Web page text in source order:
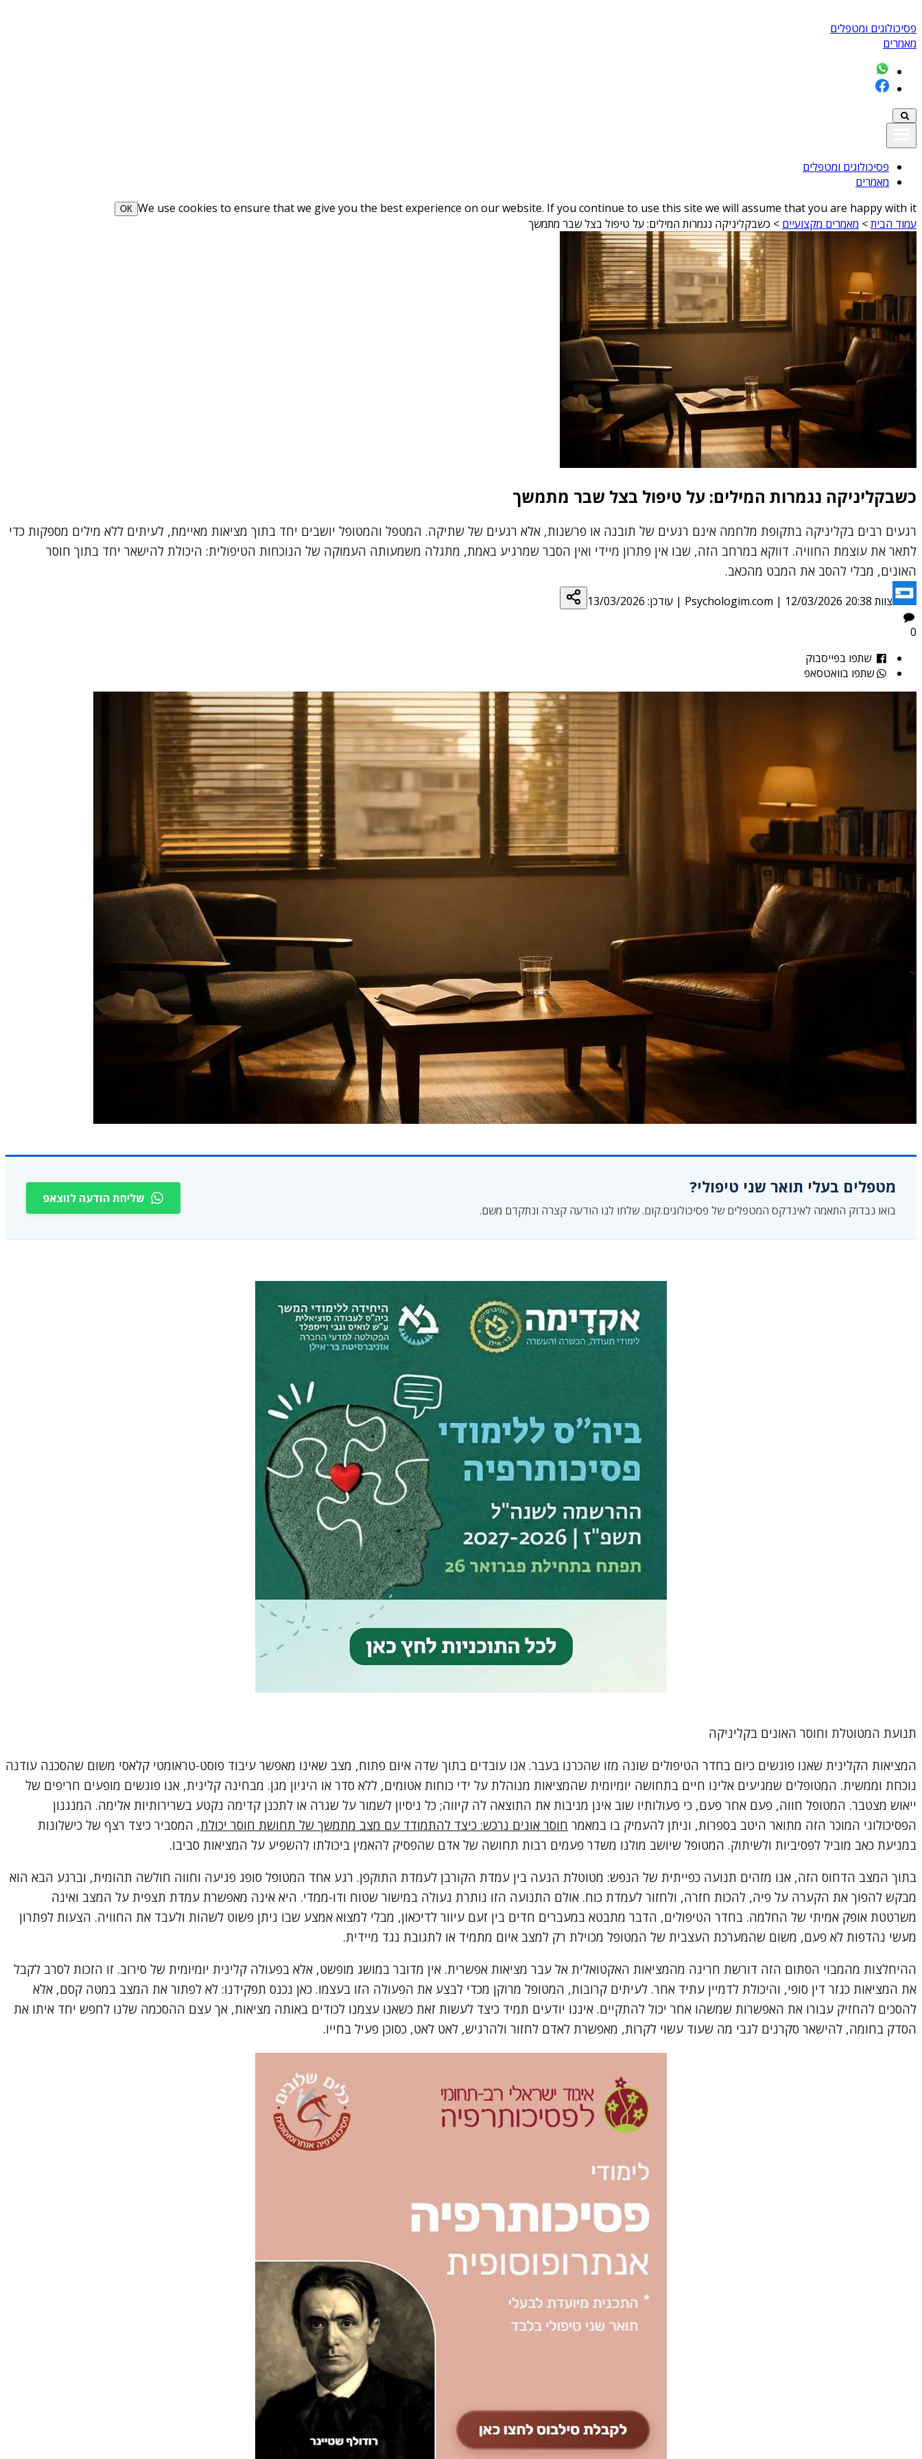
פסיכולוגים ומטפלים
מאמרים
פסיכולוגים ומטפלים
מאמרים
We use cookies to ensure that we give you the best experience on our website. If you continue to use this site we will assume that you are happy with it
ОК
עמוד הבית> מאמרים מקצועיים > כשבקליניקה נגמרות המילים: על טיפול בצל שבר מתמשך
כשבקליניקה נגמרות המילים: על טיפול בצל שבר מתמשך
רגעים רבים בקליניקה בתקופת מלחמה אינם רגעים של תובנה או פרשנות, אלא רגעים של שתיקה. המטפל והמטופל יושבים יחד בתוך מציאות מאיימת, לעיתים ללא מילים מספקות כדי
לתאר את עוצמת החוויה. דווקא במרחב הזה, שבו אין פתרון מיידי ואין הסבר שמרגיע באמת, מתגלה משמעותה העמוקה של הנוכחות הטיפולית: היכולת להישאר יחד בתוך חוסר
האונים, מבלי להסב את המבט מהכאב.
צוות Psychologim.com | 12/03/2026 20:38 | עודכן: 13/03/2026
0
שתפו בפייסבוק
שתפו בוואטסאפ
מטפלים בעלי תואר שני טיפולי?
בואו נבדוק התאמה לאינדקס המטפלים של פסיכולוגים.קום. שלחו לנו הודעה קצרה ונתקדם משם.
שליחת הודעה לווצאפ
תנועת המטוטלת וחוסר האונים בקליניקה
המציאות הקלינית שאנו פוגשים כיום בחדר הטיפולים שונה מזו שהכרנו בעבר. אנו עובדים בתוך שדה איום פתוח, מצב שאינו מאפשר עיבוד פוסט-טראומטי קלאסי משום שהסכנה עודנה
נוכחת וממשית. המטופלים שמגיעים אלינו חיים בתחושה יומיומית שהמציאות מנוהלת על ידי כוחות אטומים, ללא סדר או היגיון מגן. מבחינה קלינית, אנו פוגשים מופעים חריפים של
ייאוש מצטבר. המטופל חווה, פעם אחר פעם, כי פעולותיו שוב אינן מניבות את התוצאה לה קיווה; כל ניסיון לשמור על שגרה או לתכנן קדימה נקטע בשרירותיות אלימה. המנגנון
הפסיכולוגי המוכר הזה מתואר היטב בספרות, וניתן להעמיק בו במאמר חוסר אונים נרכש: כיצד להתמודד עם מצב מתמשך של תחושת חוסר יכולת, המסביר כיצד רצף של כישלונות
במניעת כאב מוביל לפסיביות ולשיתוק. המטופל שיושב מולנו משדר פעמים רבות תחושה של אדם שהפסיק להאמין ביכולתו להשפיע על המציאות סביבו.
בתוך המצב הדחוס הזה, אנו מזהים תנועה כפייתית של הנפש: מטוטלת הנעה בין עמדת הקורבן לעמדת התוקפן. רגע אחד המטופל סופג פגיעה וחווה חולשה תהומית, וברגע הבא הוא
מבקש להפוך את הקערה על פיה, להכות חזרה, ולחזור לעמדת כוח. אולם התנועה הזו נותרת נעולה במישור שטוח ודו-ממדי. היא אינה מאפשרת עמדת תצפית על המצב ואינה
משרטטת אופק אמיתי של החלמה. בחדר הטיפולים, הדבר מתבטא במעברים חדים בין זעם עיוור לדיכאון, מבלי למצוא אמצע שבו ניתן פשוט לשהות ולעבד את החוויה. הצעות לפתרון
מעשי נהדפות לא פעם, משום שהמערכת העצבית של המטופל מכוילת רק למצב איום מתמיד או לתגובת נגד מיידית.
ההיחלצות מהמבוי הסתום הזה דורשת חריגה מהמציאות האקטואלית אל עבר מציאות אפשרית. אין מדובר במושג מופשט, אלא בפעולה קלינית יומיומית של סירוב. זו הזכות לסרב לקבל
את המציאות כגזר דין סופי, והיכולת לדמיין עתיד אחר. לעיתים קרובות, המטופל מרוקן מכדי לבצע את הפעולה הזו בעצמו. כאן נכנס תפקידנו: לא לפתור את המצב במטה קסם, אלא
להסכים להחזיק עבורו את האפשרות שמשהו אחר יכול להתקיים. איננו יודעים תמיד כיצד לעשות זאת כשאנו עצמנו לכודים באותה מציאות, אך עצם ההסכמה שלנו לחפש יחד איתו את
הסדק בחומה, להישאר סקרנים לגבי מה שעוד עשוי לקרות, מאפשרת לאדם לחזור ולהרגיש, לאט לאט, כסוכן פעיל בחייו.